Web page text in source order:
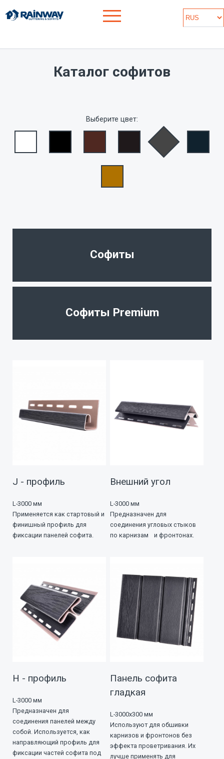
Каталог софитов
Выберите цвет:
Софиты
Софиты Premium
J - профиль
L-3000 мм
Применяется как стартовый и
финишный профиль для
фиксации панелей софита.
Внешний угол
L-3000 мм
Предназначен для
соединения угловых стыков
по карнизам и фронтонах.
Н - профиль
L-3000 мм
Предназначен для
соединения панелей между
собой. Используется, как
направляющий профиль для
фиксации частей софита под
Панель софита
гладкая
L-3000х300 мм
Используют для обшивки
карнизов и фронтонов без
эффекта проветривания. Их
лучше применять для